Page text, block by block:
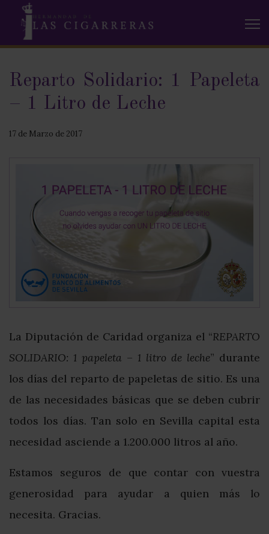
Reparto Solidario: 1 Papeleta
– 1 Litro de Leche
17 de Marzo de 2017
La Diputación de Caridad organiza el “REPARTO
SOLIDARIO: 1 papeleta – 1 litro de leche” durante
los días del reparto de papeletas de sitio. Es una
de las necesidades básicas que se deben cubrir
todos los días. Tan solo en Sevilla capital esta
necesidad asciende a 1.200.000 litros al año.
Estamos seguros de que contar con vuestra
generosidad para ayudar a quien más lo
necesita. Gracias.